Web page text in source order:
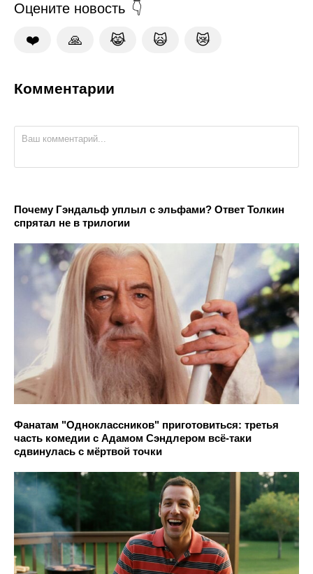
Оцените новость
❤️ 🙏 😹 🙀 😿
Комментарии
Почему Гэндальф уплыл с эльфами? Ответ Толкин
спрятал не в трилогии
Фанатам "Одноклассников" приготовиться: третья
часть комедии с Адамом Сэндлером всё-таки
сдвинулась с мёртвой точки